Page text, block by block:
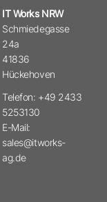
IT Works NRW
Schmiedegasse
24a
41836
Hückehoven
Telefon: +49 2433
5253130
E-Mail:
sales@itworks-
ag.de